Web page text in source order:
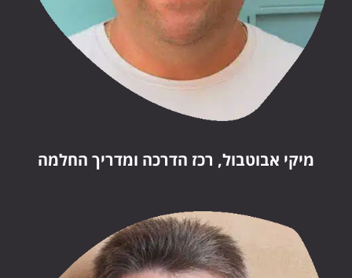
מיקי אבוטבול, רכז הדרכה ומדריך החלמה